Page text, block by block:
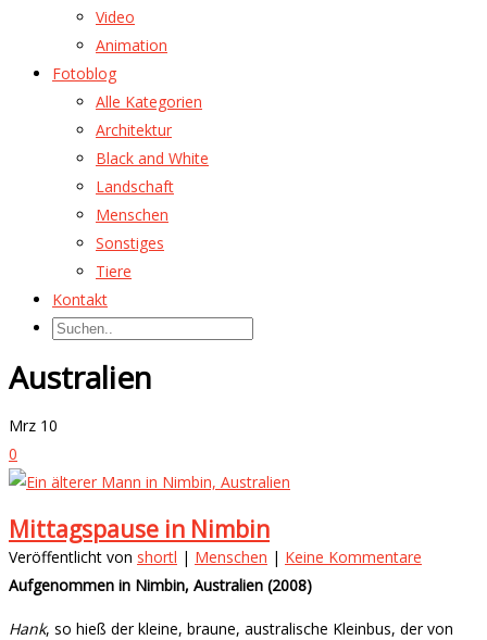
Video
Animation
Fotoblog
Alle Kategorien
Architektur
Black and White
Landschaft
Menschen
Sonstiges
Tiere
Kontakt
Australien
Mrz 10
0
Mittagspause in Nimbin
Veröffentlicht von shortl | Menschen | Keine Kommentare
Aufgenommen in Nimbin, Australien (2008)
Hank, so hieß der kleine, braune, australische Kleinbus, der von